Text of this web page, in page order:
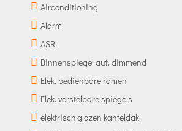
Airconditioning
Alarm
ASR
Binnenspiegel aut. dimmend
Elek. bedienbare ramen
Elek. verstelbare spiegels
elektrisch glazen kanteldak